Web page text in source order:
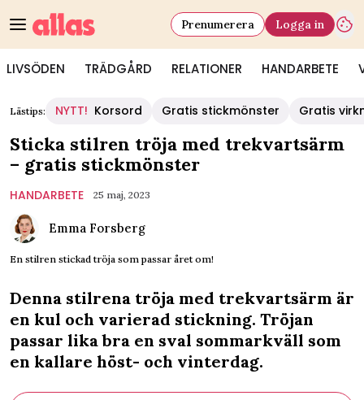
LIVSÖDEN TRÄDGÅRD RELATIONER HANDARBETE
Prenumerera Logga in
Lästips: NYTT! Korsord Gratis stickmönster Gratis
Sticka stilren tröja med trekvartsärm
– gratis stickmönster
HANDARBETE 25 maj, 2023
Emma Forsberg
En stilren stickad tröja som passar året om!
Denna stilrena tröja med trekvartsärm är
en kul och varierad stickning. Tröjan
passar lika bra en sval sommarkväll som
en kallare höst- och vinterdag.